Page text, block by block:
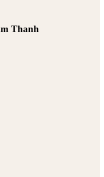
Thanh